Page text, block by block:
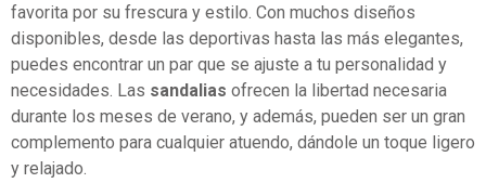
favorita por su frescura y estilo. Con muchos diseños
disponibles, desde las deportivas hasta las más elegantes,
puedes encontrar un par que se ajuste a tu personalidad y
necesidades. Las sandalias ofrecen la libertad necesaria
durante los meses de verano, y además, pueden ser un gran
complemento para cualquier atuendo, dándole un toque ligero
y relajado.